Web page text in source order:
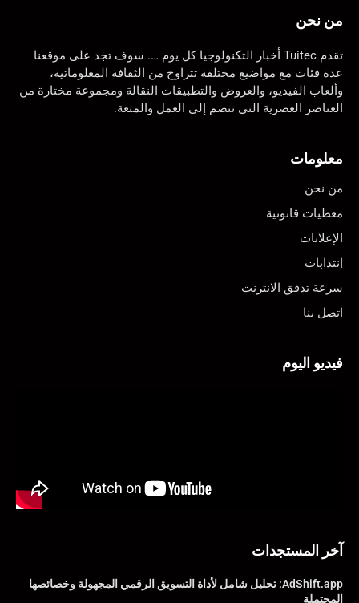
من نحن
تقدم Tuitec أخبار التكنولوجيا كل يوم …. سوف تجد على موقعنا
عدة فئات مع مواضيع مختلفة تتراوح من الثقافة المعلوماتية،
وألعاب الفيديو، والعروض والتطبيقات النقالة ومجموعة مختارة من
العناصر العصرية التي تنضم إلى العمل والمتعة.
معلومات
من نحن
معطيات قانونية
الإعلانات
إنتدابات
سرعة تدفق الانترنت
اتصل بنا
فيديو اليوم
آخر المستجدات
AdShift.app: تحليل شامل لأداة التسويق الرقمي المجهولة وخصائصها
المحتملة